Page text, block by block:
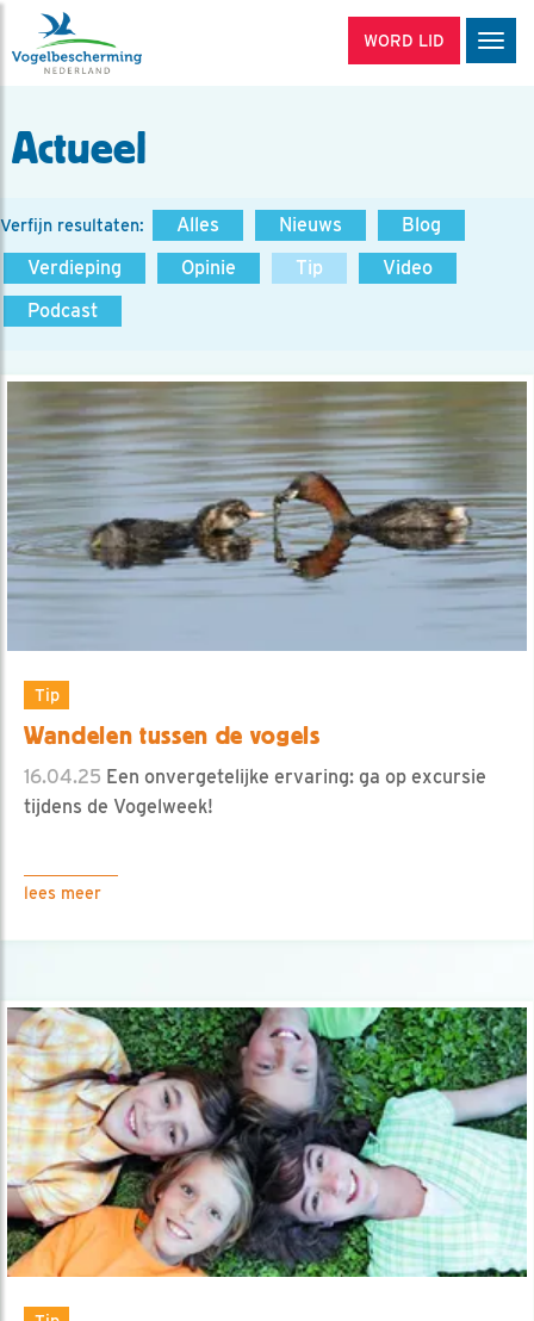
WORD LID
Actueel
Verfijn resultaten: Alles Nieuws
Blog
Verdieping
Opinie Tip
Video
Podcast
Tip
Wandelen tussen de vogels
16.04.25 Een onvergetelijke ervaring: ga op excursie
tijdens de Vogelweek!
lees meer